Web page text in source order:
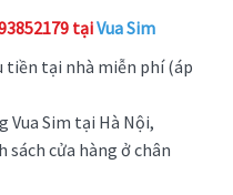
tạiVua Sim
tiền tại nhà miễn phí (áp
Vua Sim tại Hà Nội,
sách cửa hàng ở chân